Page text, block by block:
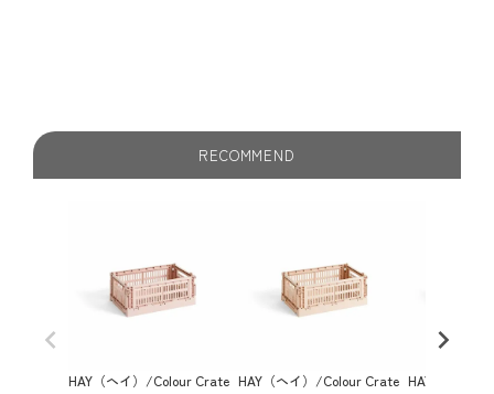
いようご注意ください。RECOMMEND
HAY（ヘイ）/Colour Crate HAY（ヘイ）/Colour Crate HAY（ヘイ）